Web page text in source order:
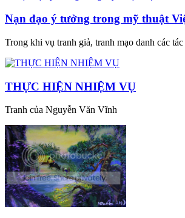
Nạn đạo ý tưởng trong mỹ thuật
Trong khi vụ tranh giả, tranh mạo danh các
THỰC HIỆN NHIỆM VỤ
Tranh của Nguyễn Văn Vĩnh